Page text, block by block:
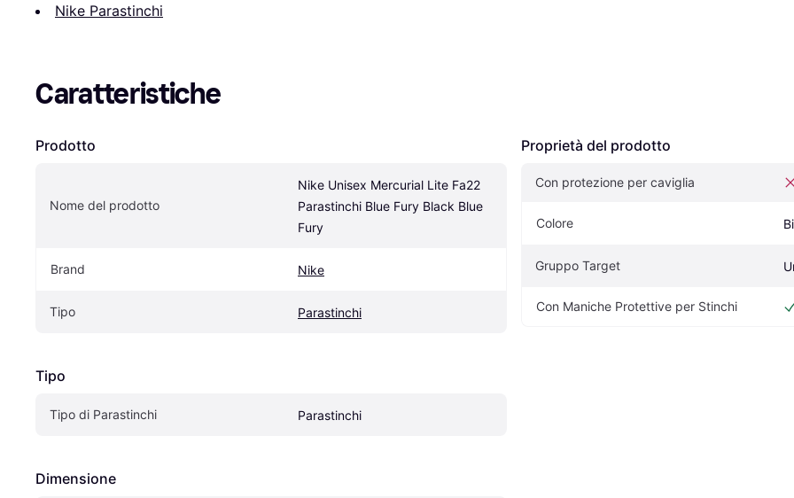
Nike Parastinchi
Caratteristiche
Prodotto
Nome del prodotto
Nike Unisex Mercurial Lite Fa22
Parastinchi Blue Fury Black Blue
Fury
Brand Nike
Tipo Parastinchi
Tipo
Tipo di Parastinchi Parastinchi
Dimensione
Proprietà del prodotto
Con protezione per caviglia
Colore
Gruppo Target
Con Maniche Protettive per Stinchi